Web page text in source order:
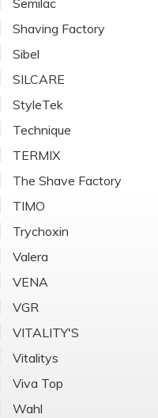
Semilac
Shaving Factory
Sibel
SILCARE
StyleTek
Technique
TERMIX
The Shave Factory
TIMO
Trychoxin
Valera
VENA
VGR
VITALITY'S
Vitalitys
Viva Top
Wahl